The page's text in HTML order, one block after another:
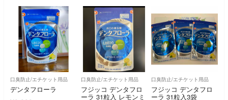
口臭防止/エチケット用品
デンタフローラ
口臭防止/エチケット用品
フジッコ デンタフロ
ーラ 31粒入 レモンミ
口臭防止/エチケット用品
フジッコ デンタフロ
ーラ 31粒入3袋